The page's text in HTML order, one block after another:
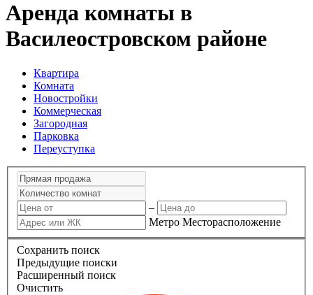
Аренда комнаты в
Василеостровском районе
Квартира
Комната
Новостройки
Коммерческая
Загородная
Парковка
Переуступка
–
Метро Месторасположение
Сохранить поиск
Предыдущие поиски
Расширенный поиск
Очистить